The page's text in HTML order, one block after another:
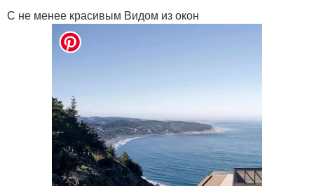
С не менее красивым Видом из окон